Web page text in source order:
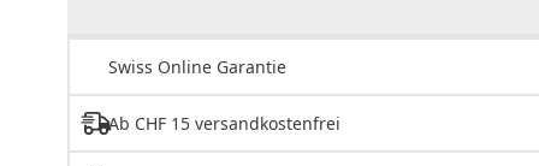
Swiss Online Garantie
Ab CHF 15 versandkostenfrei